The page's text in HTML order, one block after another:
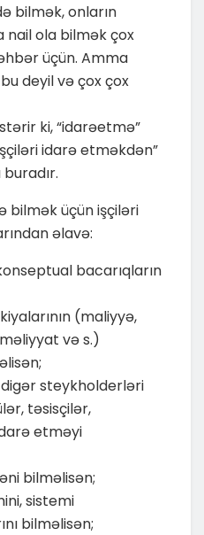
bilmək, onların
nail ola bilmək çox
üçün. Amma
deyil və çox çox
ki, “idarəetmə”
idarə etməkdən”
buradır.
bilmək üçün işçiləri
əlavə:
bacarıqların
(maliyyə,
və s.)
steykholderləri
təsisçilər,
etməyi
bilməlisən;
sistemi
bilməlisən;